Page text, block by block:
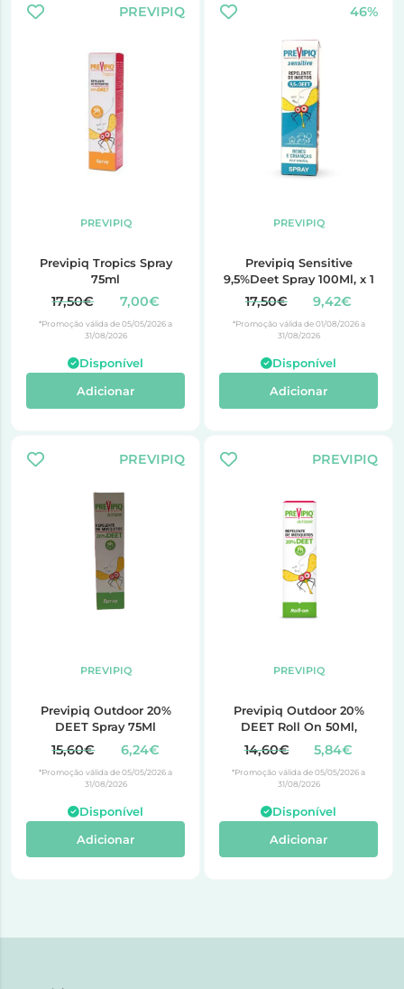
PREVIPIQ
PREVIPIQ
Previpiq Tropics Spray
75ml
17,50€ 7,00€
*Promoção válida de 05/05/2026 a
31/08/2026
Disponível
Adicionar
46%
PREVIPIQ
Previpiq Sensitive
9,5%Deet Spray 100Ml, x 1
17,50€ 9,42€
*Promoção válida de 01/08/2026 a
31/08/2026
Disponível
Adicionar
PREVIPIQ
PREVIPIQ
Previpiq Outdoor 20%
DEET Spray 75Ml
15,60€ 6,24€
*Promoção válida de 05/05/2026 a
31/08/2026
Disponível
Adicionar
PREVIPIQ
PREVIPIQ
Previpiq Outdoor 20%
DEET Roll On 50Ml,
14,60€ 5,84€
*Promoção válida de 05/05/2026 a
31/08/2026
Disponível
Adicionar